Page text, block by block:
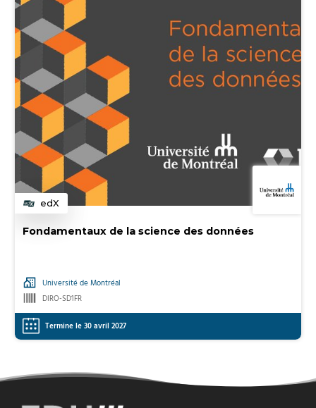
Fondamentaux de la science des données
Université de Montréal
DIRO-SD1FR
Catégorie
edX
Termine le 30 avril 2027